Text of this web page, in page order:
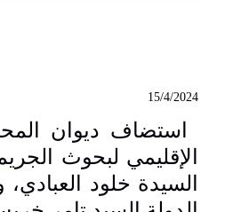
15/4/2024
استضاف ديوان
الإقليمي لبحوث
السيدة خلود